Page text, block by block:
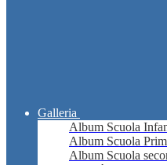
Galleria
Album Scuola
Album Scuola
Album Scuola